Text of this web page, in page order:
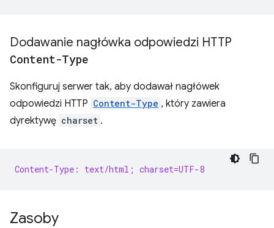
Dodawanie nagłówka odpowiedzi HTTP
Content-Type
Skonfiguruj serwer tak, aby dodawał nagłówek
odpowiedzi HTTP Content-Type , który zawiera
dyrektywę charset .
Content-Type: text/html; charset=UTF-8
Zasoby